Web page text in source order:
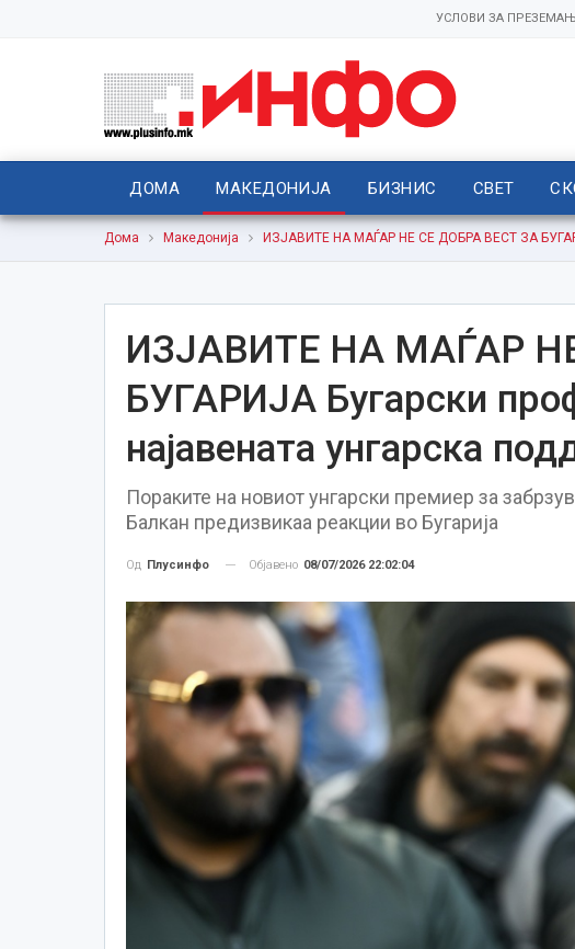
УСЛОВИ ЗА
ДОМА МАКЕДОНИЈА БИЗНИС СВЕТ
Дома Македонија ИЗЈАВИТЕ НА МАЃАР НЕ СЕ ДОБРА ВЕСТ ЗА
ИЗЈАВИТЕ НА МАЃАР
БУГАРИЈА Бугарски
најавената унгарска
Пораките на новиот унгарски премиер за
Балкан предизвикаа реакции во Бугарија
Од Плусинфо Објавено 08/07/2026 22:02:04